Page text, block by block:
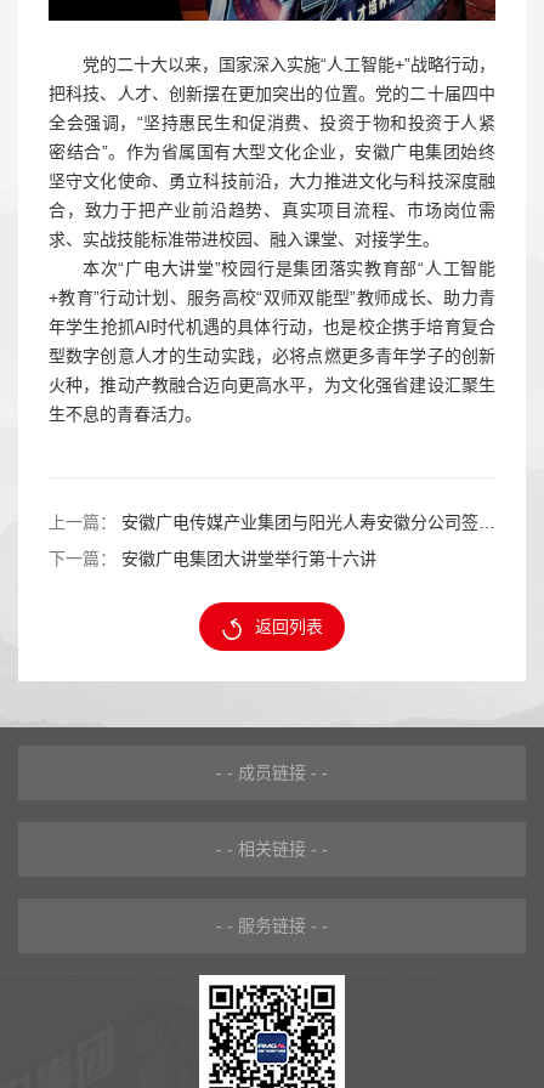
党的二十大以来，国家深入实施“人工智能+”战略行动，
把科技、人才、创新摆在更加突出的位置。党的二十届四中
全会强调，“坚持惠民生和促消费、投资于物和投资于人紧
密结合”。作为省属国有大型文化企业，安徽广电集团始终
坚守文化使命、勇立科技前沿，大力推进文化与科技深度融
合，致力于把产业前沿趋势、真实项目流程、市场岗位需
求、实战技能标准带进校园、融入课堂、对接学生。
本次“广电大讲堂”校园行是集团落实教育部“人工智能
+教育”行动计划、服务高校“双师双能型”教师成长、助力青
年学生抢抓AI时代机遇的具体行动，也是校企携手培育复合
型数字创意人才的生动实践，必将点燃更多青年学子的创新
火种，推动产教融合迈向更高水平，为文化强省建设汇聚生
生不息的青春活力。
上一篇：
下一篇：
安徽广电集团大讲堂举行第十六讲
返回列表
- - 成员链接 - -
- - 相关链接 - -
- - 服务链接 - -